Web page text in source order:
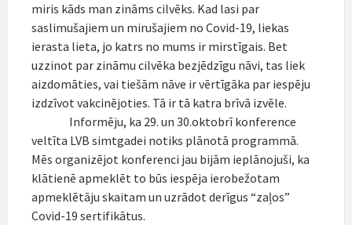
miris kāds man zināms cilvēks. Kad lasi par
saslimušajiem un mirušajiem no Covid-19, liekas
ierasta lieta, jo katrs no mums ir mirstīgais. Bet
uzzinot par zināmu cilvēka bezjēdzīgu nāvi, tas liek
aizdomāties, vai tiešām nāve ir vērtīgāka par iespēju
izdzīvot vakcinējoties. Tā ir tā katra brīvā izvēle.
Informēju, ka 29. un 30.oktobrī konference
veltīta LVB simtgadei notiks plānotā programmā.
Mēs organizējot konferenci jau bijām ieplānojuši, ka
klātienē apmeklēt to būs iespēja ierobežotam
apmeklētāju skaitam un uzrādot derīgus “zaļos”
Covid-19 sertifikātus.